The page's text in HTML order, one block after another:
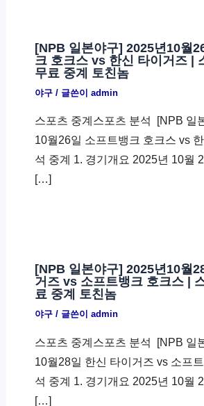
[NPB 일본야구] 2025년10월
크 호크스 vs 한신 타이거즈 |
무료 중계 토친놈
야구/ 글쓴이 admin
스포츠 중계스포츠 분석 ​ [NPB 일
10월26일 소프트뱅크 호크스 vs
석 중계 1. 경기개요 2025년 10월
[…]
[NPB 일본야구] 2025년10월
거즈 vs 소프트뱅크 호크스 |
료 중계 토친놈
야구/ 글쓴이 admin
스포츠 중계스포츠 분석 ​ [NPB 일
10월28일 한신 타이거즈 vs 소프
석 중계 1. 경기개요 2025년 10월
[…]